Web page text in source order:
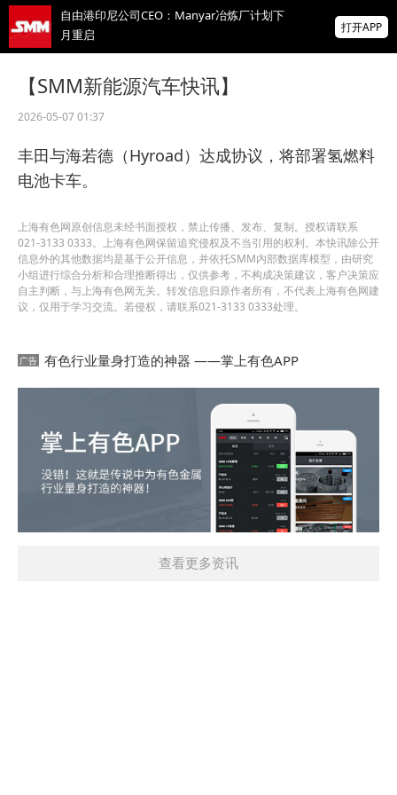
自由港印尼公司CEO：Manyar冶炼厂计划下
月重启
鞍钢重机轧辊公司
掌上有色
打开APP
【SMM新能源汽车快讯】
2026-05-07 01:37
丰田与海若德（Hyroad）达成协议，将部署氢燃料
电池卡车。
上海有色网原创信息未经书面授权，禁止传播、发布、复制。授权请联系
021-3133 0333。上海有色网保留追究侵权及不当引用的权利。本快讯除公开
信息外的其他数据均是基于公开信息，并依托SMM内部数据库模型，由研究
小组进行综合分析和合理推断得出，仅供参考，不构成决策建议，客户决策应
自主判断，与上海有色网无关。转发信息归原作者所有，不代表上海有色网建
议，仅用于学习交流。若侵权，请联系021-3133 0333处理。
有色行业量身打造的神器 ——掌上有色APP
查看更多资讯